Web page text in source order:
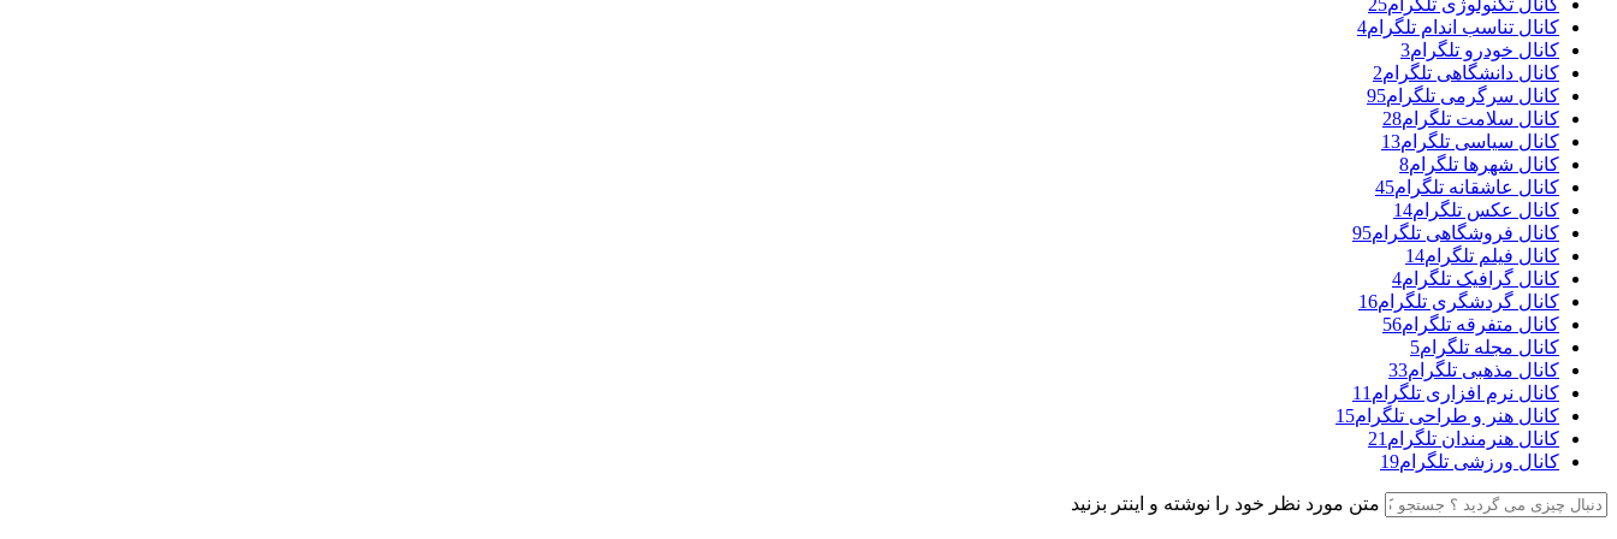
کانال تناسب اندام تلگرام4
کانال خودرو تلگرام3
کانال دانشگاهی تلگرام2
کانال سرگرمی تلگرام95
کانال سلامت تلگرام28
کانال سیاسی تلگرام13
کانال شهرها تلگرام8
کانال عاشقانه تلگرام45
کانال عکس تلگرام14
کانال فروشگاهی تلگرام95
کانال فیلم تلگرام14
کانال گرافیک تلگرام4
کانال گردشگری تلگرام16
کانال متفرقه تلگرام56
کانال مجله تلگرام5
کانال مذهبی تلگرام33
کانال نرم افزاری تلگرام 11
کانال هنر و طراحی تلگرام15
کانال هنرمندان تلگرام 21
کانال ورزشی تلگرام19
متن مورد نظر خود را نوشته و اینتر بزنید